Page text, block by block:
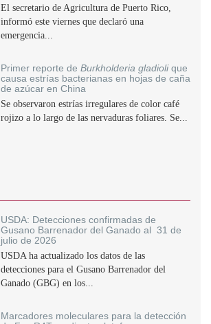
El secretario de Agricultura de Puerto Rico,
informó este viernes que declaró una
emergencia...
Primer reporte de Burkholderia gladiolique
causa estrías bacterianas en hojas de caña
de azúcar en China
Se observaron estrías irregulares de color café
rojizo a lo largo de las nervaduras foliares. Se...
USDA: Detecciones confirmadas de
Gusano Barrenador del Ganado al 31 de
julio de 2026
USDA ha actualizado los datos de las
detecciones para el Gusano Barrenador del
Ganado (GBG) en los...
Marcadores moleculares para la detección